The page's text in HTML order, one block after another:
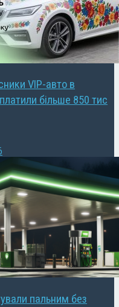
VIP-авто в
більше 850 тис
пальним без